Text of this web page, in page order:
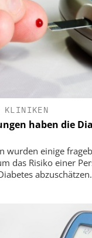
KLINIKEN
haben die
wurden einige
das Risiko einer
abzuschätzen.